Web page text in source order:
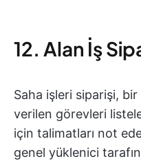
12. Alan İş
Saha işleri siparişi,
verilen görevleri
için talimatları not
genel yüklenici